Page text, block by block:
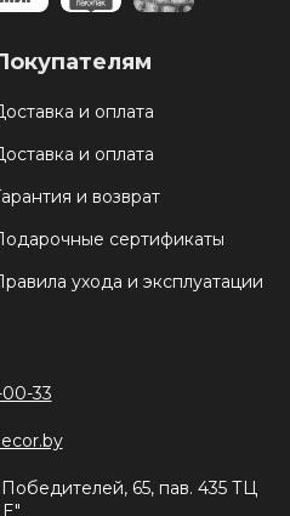
и оплата
и оплата
и возврат
сертификаты
ухода и эксплуатации
00-33
65, пав. 435 ТЦ